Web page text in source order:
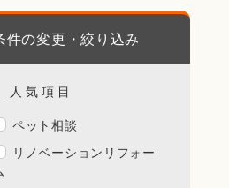
件の変更・絞り込み
人気項目
ペット相談
リノベーションリフォー